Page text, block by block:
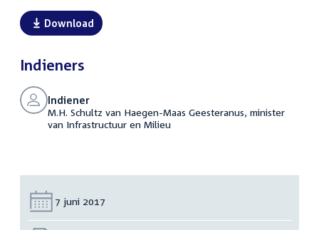
Download
Indieners
Indiener
M.H. Schultz van Haegen-Maas Geesteranus, minister
van Infrastructuur en Milieu
Datum:
7 juni 2017